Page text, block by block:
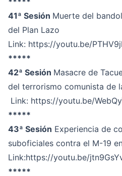
41ª Sesión Muerte del
del Plan Lazo
Link: https://youtu.be/
*****
42ª Sesión Masacre de
del terrorismo comunista de
Link: https://youtu.be/
*****
43ª Sesión Experiencia de
suboficiales contra el M-19
Link:https://youtu.be/
*****